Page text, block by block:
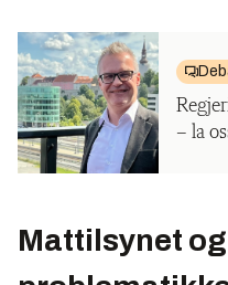
– la
Mattilsynet